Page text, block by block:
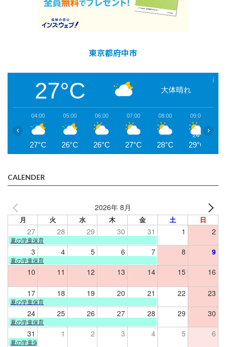
東京都府中市
27°C 大体晴れ
04:00
27°C
05:00
26°C
06:00
26°C
07:00
27°C
08:00
28°C
09:00
29°C
‹ ›
CALENDER
2026年 8月
月 火 水 木 金 土 日
27 28 29 30 31 1 2
夏の学童保育
3 4 5 6 7 8 9
夏の学童保育
10 11 12 13 14 15 16
17 18 19 20 21 22 23
夏の学童保育
24 25 26 27 28 29 30
夏の学童保育
31 1 2 3 4 5 6
夏の学童保育